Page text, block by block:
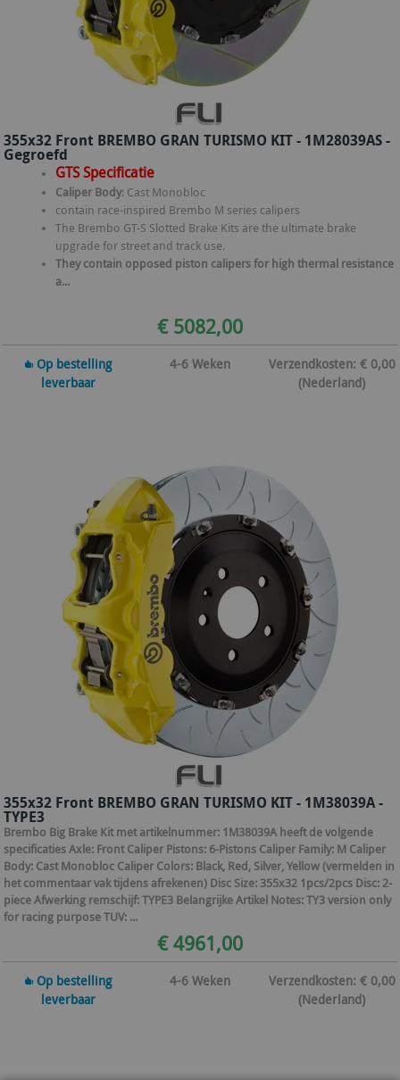
355x32 Front BREMBO GRAN TURISMO KIT - 1M28039AS -
Gegroefd
GTS Specificatie
Caliper Body: Cast Monobloc
contain race-inspired Brembo M series calipers
The Brembo GT-S Slotted Brake Kits are the ultimate brake
upgrade for street and track use.
They contain opposed piston calipers for high thermal resistance
a...
€ 5082,00
Op bestelling
leverbaar
4-6 Weken
Verzendkosten: € 0,00
(Nederland)
355x32 Front BREMBO GRAN TURISMO KIT - 1M38039A -
TYPE3
Brembo Big Brake Kit met artikelnummer: 1M38039A heeft de volgende
specificaties Axle: Front Caliper Pistons: 6-Pistons Caliper Family: M Caliper
Body: Cast Monobloc Caliper Colors: Black, Red, Silver, Yellow (vermelden in
het commentaar vak tijdens afrekenen) Disc Size: 355x32 1pcs/2pcs Disc: 2-
piece Afwerking remschijf: TYPE3 Belangrijke Artikel Notes: TY3 version only
for racing purpose TUV: ...
€ 4961,00
Op bestelling
leverbaar
4-6 Weken
Verzendkosten: € 0,00
(Nederland)